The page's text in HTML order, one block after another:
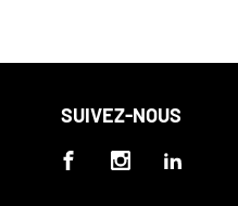
SUIVEZ-NOUS